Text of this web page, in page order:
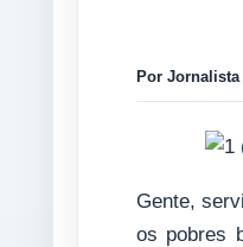
Por
Gente,
os pobres